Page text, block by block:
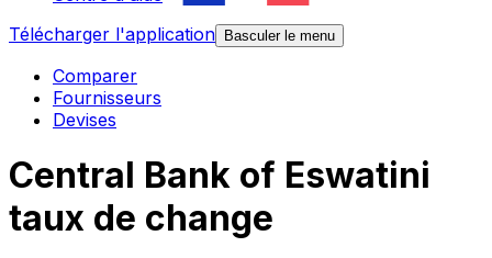
Télécharger l'application
Basculer le menu
Comparer
Fournisseurs
Devises
Central Bank of Eswatini
taux de change